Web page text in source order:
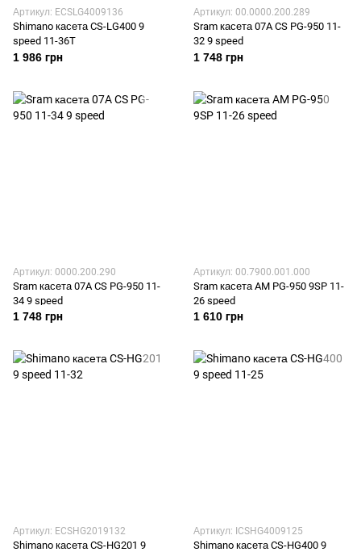
Артикул: ECSLG4009136
Shimano касета CS-LG400 9
speed 11-36T
1 986 грн
Артикул: 00.0000.200.289
Sram касета 07A CS PG-950 11-
32 9 speed
1 748 грн
Артикул: 0000.200.290
Sram касета 07A CS PG-950 11-
34 9 speed
1 748 грн
Артикул: 00.7900.001.000
Sram касета AM PG-950 9SP 11-
26 speed
1 610 грн
Артикул: ECSHG2019132
Shimano касета CS-HG201 9
Артикул: ICSHG4009125
Shimano касета CS-HG400 9